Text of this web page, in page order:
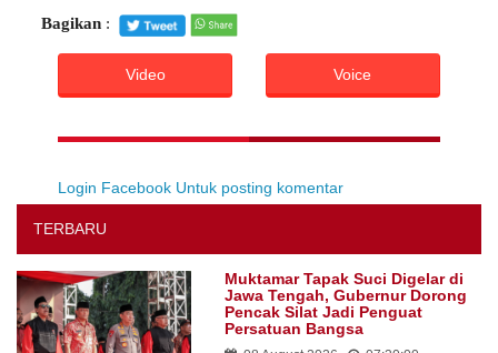
Bagikan :
Video Voice
Login Facebook Untuk posting komentar
TERBARU
Muktamar Tapak Suci Digelar di
Jawa Tengah, Gubernur Dorong
Pencak Silat Jadi Penguat
Persatuan Bangsa